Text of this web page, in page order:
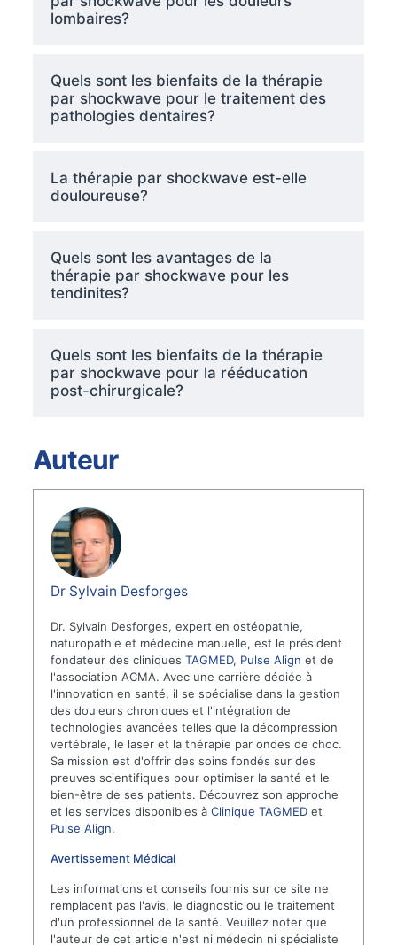
lombaires?
Quels sont les bienfaits de la thérapie
par shockwave pour le traitement des
pathologies dentaires?
La thérapie par shockwave est-elle
douloureuse?
Quels sont les avantages de la
thérapie par shockwave pour les
tendinites?
Quels sont les bienfaits de la thérapie
par shockwave pour la rééducation
post-chirurgicale?
Auteur
Dr Sylvain Desforges
Dr. Sylvain Desforges, expert en ostéopathie,
naturopathie et médecine manuelle, est le président
fondateur des cliniquesTAGMED, Pulse Align et de
l'association ACMA. Avec une carrière dédiée à
l'innovation en santé, il se spécialise dans la gestion
des douleurs chroniques et l'intégration de
technologies avancées telles que la décompression
vertébrale, le laser et la thérapie par ondes de choc.
Sa mission est d'offrir des soins fondés sur des
preuves scientifiques pour optimiser la santé et le
bien-être de ses patients. Découvrez son approche
et les services disponibles àClinique TAGMED et
Pulse Align.
Avertissement Médical
Les informations et conseils fournis sur ce site ne
remplacent pas l'avis, le diagnostic ou le traitement
d'un professionnel de la santé. Veuillez noter que
l'auteur de cet article n'est ni médecin ni spécialiste